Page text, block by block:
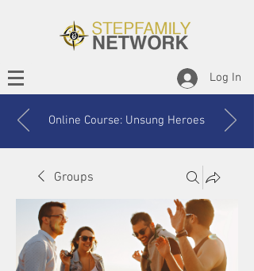
Log In
Online Course: Unsung Heroes
Groups